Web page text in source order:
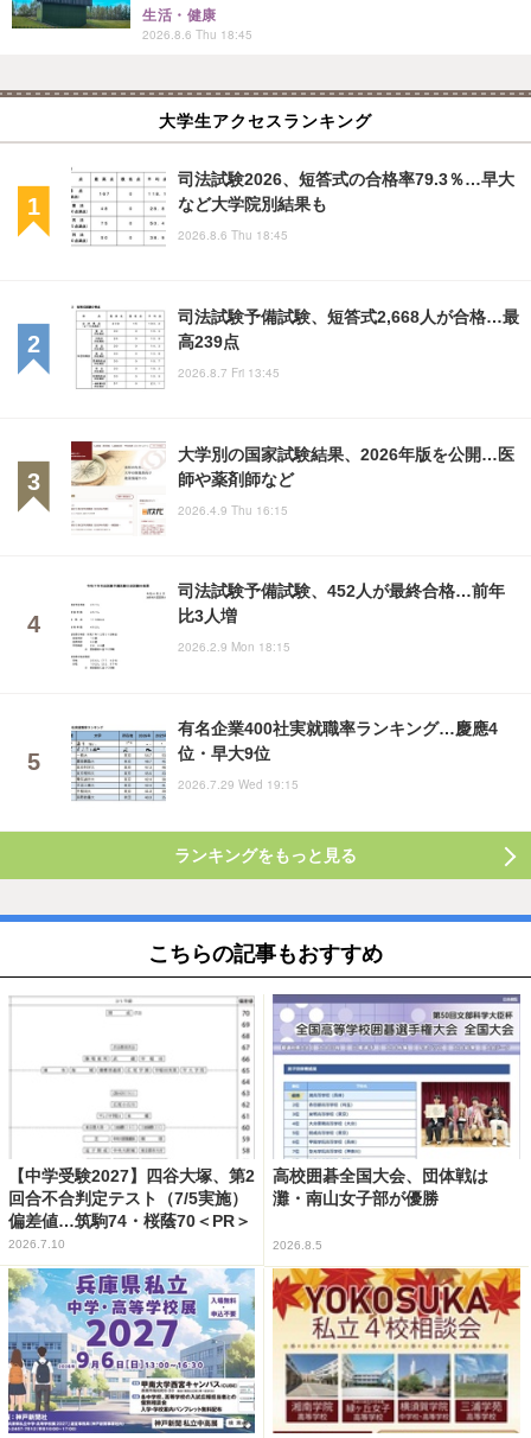
生活・健康
2026.8.6 Thu 18:45
大学生アクセスランキング
司法試験2026、短答式の合格率79.3％…早大
など大学院別結果も
2026.8.6 Thu 18:45
司法試験予備試験、短答式2,668人が合格…最
高239点
2026.8.7 Fri 13:45
大学別の国家試験結果、2026年版を公開…医
師や薬剤師など
2026.4.9 Thu 16:15
司法試験予備試験、452人が最終合格…前年
比3人増
2026.2.9 Mon 18:15
有名企業400社実就職率ランキング…慶應4
位・早大9位
2026.7.29 Wed 19:15
ランキングをもっと見る
こちらの記事もおすすめ
【中学受験2027】四谷大塚、第2
回合不合判定テスト（7/5実施）
偏差値…筑駒74・桜蔭70＜PR＞
2026.7.10
高校囲碁全国大会、団体戦は
灘・南山女子部が優勝
2026.8.5